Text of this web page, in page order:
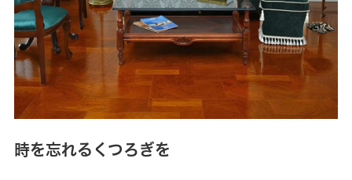
時を忘れるくつろぎを